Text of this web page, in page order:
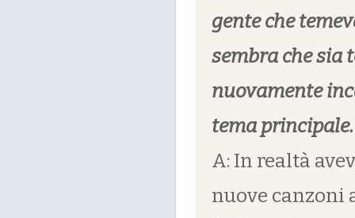
gente che
sembra che sia
nuovamente
tema principale.
A: In realtà
nuove canzoni